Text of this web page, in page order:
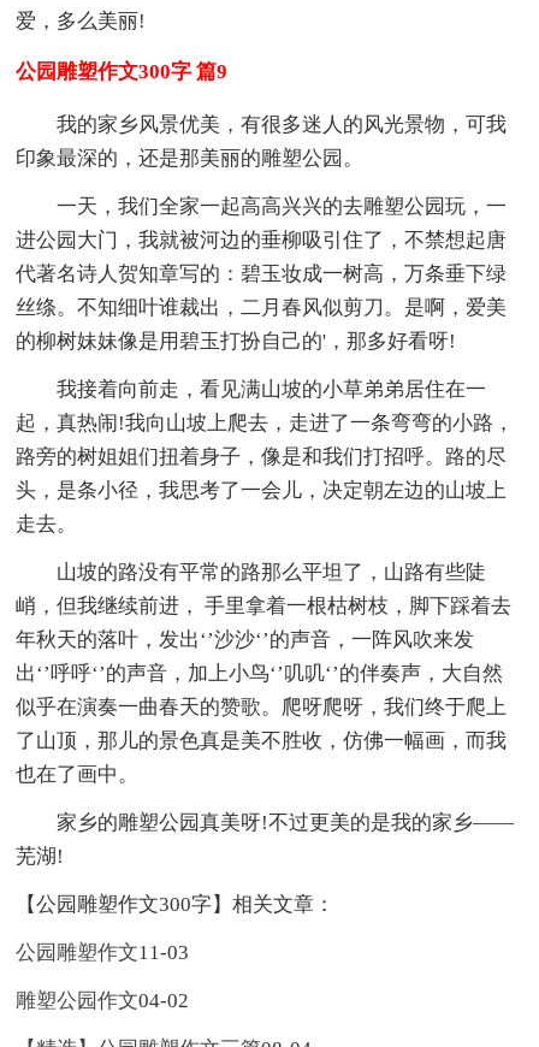
爱，多么美丽!
公园雕塑作文300字 篇9
我的家乡风景优美，有很多迷人的风光景物，可我
印象最深的，还是那美丽的雕塑公园。
一天，我们全家一起高高兴兴的去雕塑公园玩，一
进公园大门，我就被河边的垂柳吸引住了，不禁想起唐
代著名诗人贺知章写的：碧玉妆成一树高，万条垂下绿
丝绦。不知细叶谁裁出，二月春风似剪刀。是啊，爱美
的柳树妹妹像是用碧玉打扮自己的'，那多好看呀!
我接着向前走，看见满山坡的小草弟弟居住在一
起，真热闹!我向山坡上爬去，走进了一条弯弯的小路，
路旁的树姐姐们扭着身子，像是和我们打招呼。路的尽
头，是条小径，我思考了一会儿，决定朝左边的山坡上
走去。
山坡的路没有平常的路那么平坦了，山路有些陡
峭，但我继续前进， 手里拿着一根枯树枝，脚下踩着去
年秋天的落叶，发出‘’沙沙‘’的声音，一阵风吹来发
出‘’呼呼‘’的声音，加上小鸟‘’叽叽‘’的伴奏声，大自然
似乎在演奏一曲春天的赞歌。爬呀爬呀，我们终于爬上
了山顶，那儿的景色真是美不胜收，仿佛一幅画，而我
也在了画中。
家乡的雕塑公园真美呀!不过更美的是我的家乡——
芜湖!
【公园雕塑作文300字】相关文章：
公园雕塑作文11-03
雕塑公园作文04-02